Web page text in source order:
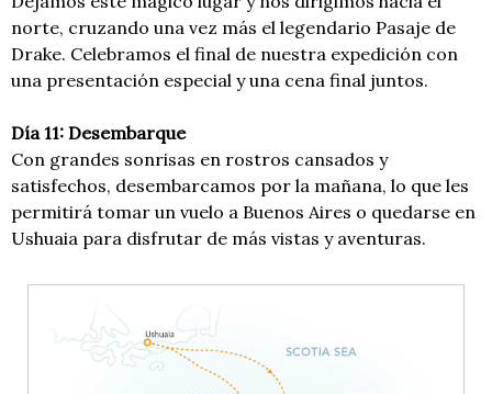
norte, cruzando una vez más el legendario Pasaje de
Drake. Celebramos el final de nuestra expedición con
una presentación especial y una cena final juntos.
Día 11: Desembarque
Con grandes sonrisas en rostros cansados ​​y
satisfechos, desembarcamos por la mañana, lo que les
permitirá tomar un vuelo a Buenos Aires o quedarse en
Ushuaia para disfrutar de más vistas y aventuras.